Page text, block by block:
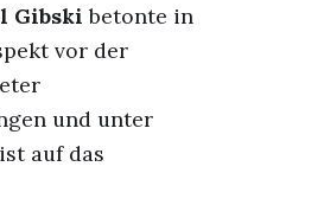
Gibski betonte in
vor der
und unter
auf das